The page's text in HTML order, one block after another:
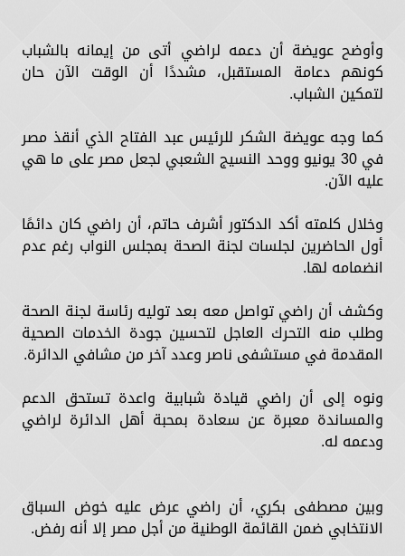
وأوضح عويضة أن دعمه لراضي أتى من إيمانه بالشباب
كونهم دعامة المستقبل، مشددًا أن الوقت الآن حان
لتمكين الشباب.
كما وجه عويضة الشكر للرئيس عبد الفتاح الذي أنقذ مصر
في 30 يونيو ووحد النسيج الشعبي لجعل مصر على ما هي
عليه الآن.
وخلال كلمته أكد الدكتور أشرف حاتم، أن راضي كان دائمًا
أول الحاضرين لجلسات لجنة الصحة بمجلس النواب رغم عدم
انضمامه لها.
وكشف أن راضي تواصل معه بعد توليه رئاسة لجنة الصحة
وطلب منه التحرك العاجل لتحسين جودة الخدمات الصحية
المقدمة في مستشفى ناصر وعدد آخر من مشافي الدائرة.
ونوه إلى أن راضي قيادة شبابية واعدة تستحق الدعم
والمساندة معبرة عن سعادة بمحبة أهل الدائرة لراضي
ودعمه له.
وبين مصطفى بكري، أن راضي عرض عليه خوض السباق
الانتخابي ضمن القائمة الوطنية من أجل مصر إلا أنه رفض.